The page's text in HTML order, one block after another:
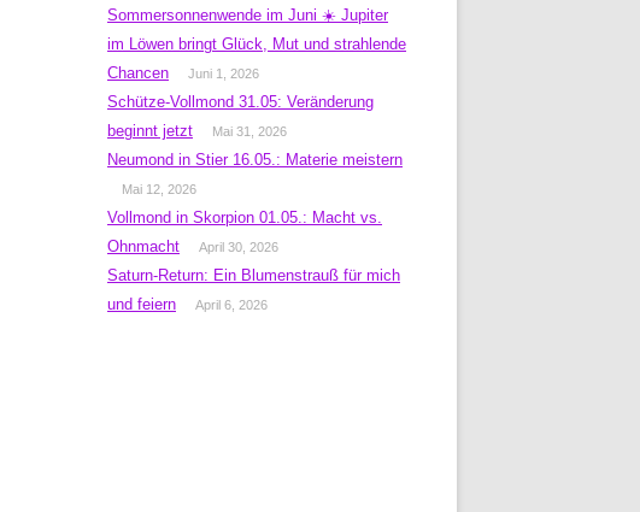
Sommersonnenwende im Juni ☀️ Jupiter
im Löwen bringt Glück, Mut und strahlende
Chancen
Juni 1, 2026
Schütze-Vollmond 31.05: Veränderung
beginnt jetzt
Mai 31, 2026
Neumond in Stier 16.05.: Materie meistern
Mai 12, 2026
Vollmond in Skorpion 01.05.: Macht vs.
Ohnmacht
April 30, 2026
Saturn-Return: Ein Blumenstrauß für mich
und feiern
April 6, 2026